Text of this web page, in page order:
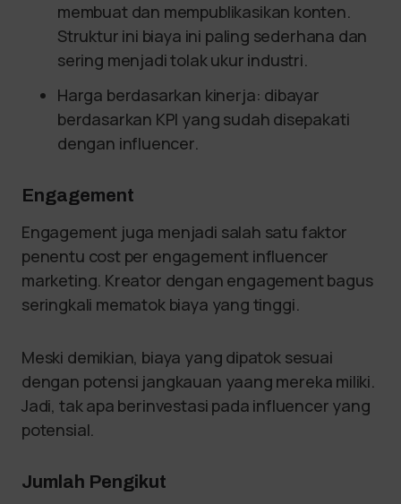
membuat dan mempublikasikan konten.
Struktur ini biaya ini paling sederhana dan
sering menjadi tolak ukur industri.
Harga berdasarkan kinerja: dibayar
berdasarkan KPI yang sudah disepakati
dengan influencer.
Engagement
Engagement juga menjadi salah satu faktor
penentu cost per engagement influencer
marketing. Kreator dengan engagement bagus
seringkali mematok biaya yang tinggi.
Meski demikian, biaya yang dipatok sesuai
dengan potensi jangkauan yaang mereka miliki.
Jadi, tak apa berinvestasi pada influencer yang
potensial.
Jumlah Pengikut